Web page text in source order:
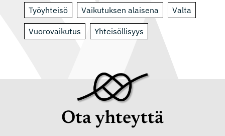
Työyhteisö Vaikutuksen alaisena Valta
Vuorovaikutus Yhteisöllisyys
Ota yhteyttä